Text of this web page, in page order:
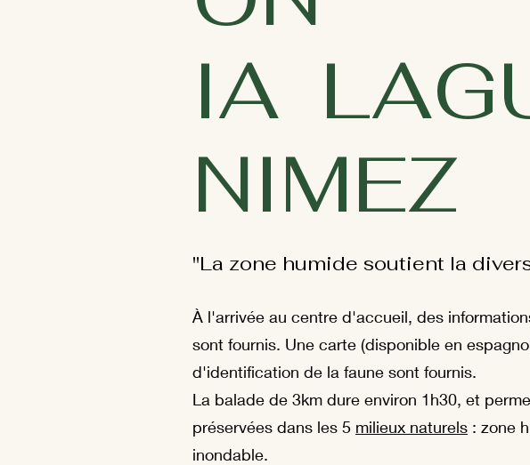
IA
NIMEZ
"La zone humide soutient la
À l'arrivée au centre d'accueil, des
sont fournis. Une carte (disponible en
d'identification de la faune sont fournis.
La balade de 3km dure environ 1h30, et
préservées dans les 5 milieux naturels : zone
inondable.